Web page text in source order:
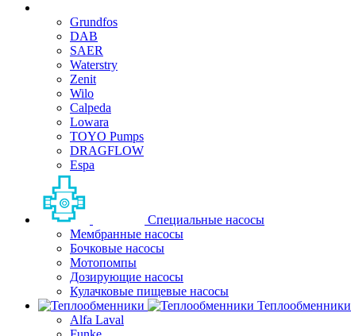
Grundfos
DAB
SAER
Waterstry
Zenit
Wilo
Calpeda
Lowara
TOYO Pumps
DRAGFLOW
Espa
Специальные насосы
Мембранные насосы
Бочковые насосы
Мотопомпы
Дозирующие насосы
Кулачковые пищевые насосы
Теплообменники
Alfa Laval